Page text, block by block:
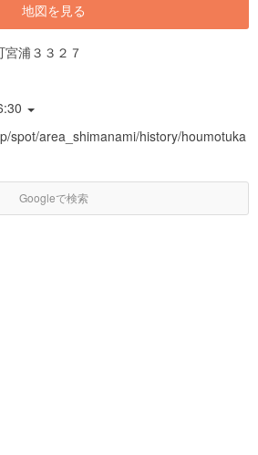
地図を見る
浦３３２７
spot/area_shimanami/history/houmotuka
Googleで検索